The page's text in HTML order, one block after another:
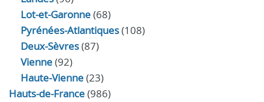
Lot-et-Garonne(68)
Pyrénées-Atlantiques(108)
Deux-Sèvres(87)
Vienne(92)
Haute-Vienne(23)
Hauts-de-France(986)